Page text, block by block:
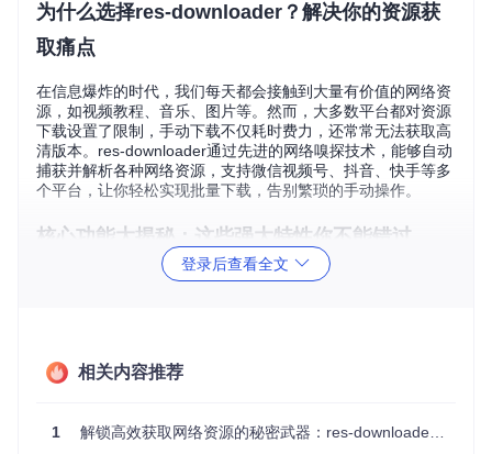
为什么选择res-downloader？解决你的资源获
取痛点
在信息爆炸的时代，我们每天都会接触到大量有价值的网络资
源，如视频教程、音乐、图片等。然而，大多数平台都对资源
下载设置了限制，手动下载不仅耗时费力，还常常无法获取高
清版本。res-downloader通过先进的网络嗅探技术，能够自动
捕获并解析各种网络资源，支持微信视频号、抖音、快手等多
个平台，让你轻松实现批量下载，告别繁琐的手动操作。
核心功能大揭秘：这些强大特性你不能错过
res-downloader拥有多项核心功能，让资源下载变得简单高
无论是微信视频号、抖音、快手，还是酷狗音乐、QQ音乐等
登录后查看全文
相关内容推荐
1 解锁高效获取网络资源的秘密武器：res-downloader全攻略